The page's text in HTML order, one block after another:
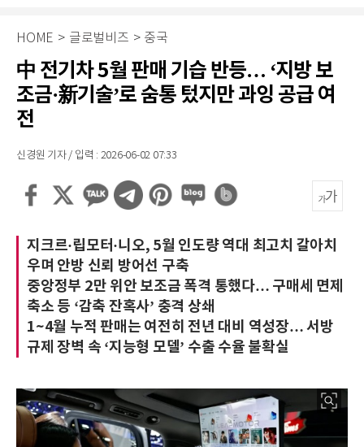
HOME > 글로벌비즈 > 중국
中 전기차 5월 판매 기습 반등… ‘지방 보
조금·新기술’로 숨통 텄지만 과잉 공급 여
전
신경원 기자 / 입력 : 2026-06-02 07:33
지크르·립모터·니오, 5월 인도량 역대 최고치 갈아치
우며 안방 신뢰 방어선 구축
중앙정부 2만 위안 보조금 폭격 통했다… 구매세 면제
축소 등 ‘감축 잔혹사’ 충격 상쇄
1~4월 누적 판매는 여전히 전년 대비 역성장… 서방
규제 장벽 속 ‘지능형 모델’ 수출 수율 불확실